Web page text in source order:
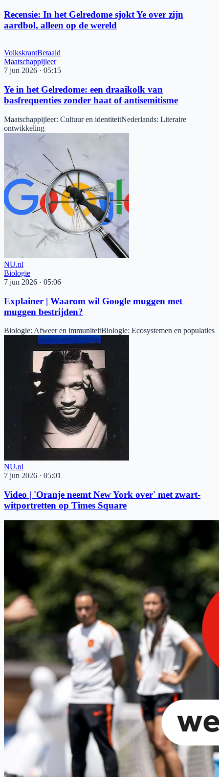
Recensie: In het Gelredome sjokt Ye over zijn
aardbol, alleen op de wereld
VolkskrantBetaald
Maatschappijleer
7 jun 2026 · 05:15
Ye in het Gelredome: een draaikolk van
basfrequenties zonder haat of antisemitisme
Maatschappijleer: Cultuur en identiteitNederlands: Literaire
ontwikkeling
NU.nl
Biologie
7 jun 2026 · 05:06
Explainer | Waarom wil Google muggen met
muggen bestrijden?
Biologie: Afweer en immuniteitBiologie: Ecosystemen en populaties
NU.nl
7 jun 2026 · 05:01
Video | 'Oranje neemt New York over' met zwart-
witportretten op Times Square